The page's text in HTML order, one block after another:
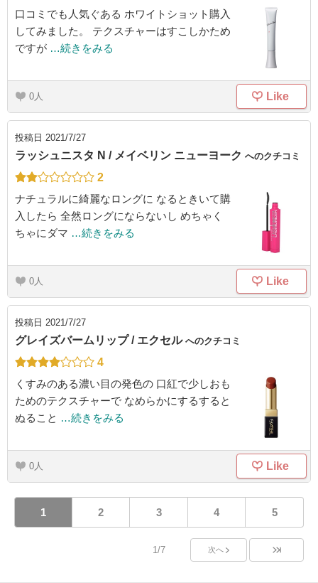
口コミでも人気ぐある ホワイトショット購入
してみました。 テクスチャーはすこしかため
ですが …続きをみる
0 Like
投稿日 2021/7/27
ラッシュニスタ N / メイベリン ニューヨーク へのクチコミ
2
ナチュラルに綺麗なロングに なるときいて購
入したら 全然ロングにならないし めちゃく
ちゃにダマ …続きをみる
0 Like
投稿日 2021/7/27
グレイズバームリップ / エクセル へのクチコミ
4
くすみのある濃い目の発色の 口紅で少しおも
ためのテクスチャーで なめらかにするすると
ぬること …続きをみる
0 Like
1 2 3 4 5
1/7 次へ